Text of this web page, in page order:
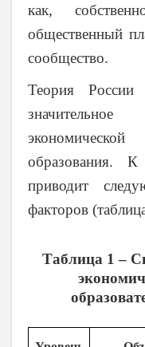
как,
общественный
сообщество.
Теория
образования.
приводит
факторов
Таблица 1 –